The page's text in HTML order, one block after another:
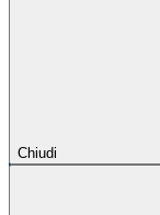
Chiudi